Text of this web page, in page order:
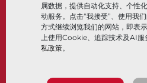
属数据，提供自动化支持、个性
动服务。点击“我接受”、使用我
方式继续浏览我们的网站，即表
上使用Cookie、追踪技术及AI服
私政策。
关注我们